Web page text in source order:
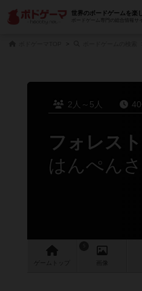
世界のボードゲームを楽
ボードゲーム専門の総合情報サ
2人～5人
フォレス
はんぺん
ゲーム 画像